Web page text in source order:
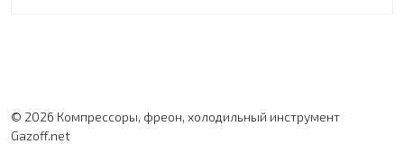
© 2026 Компрессоры, фреон, холодильный инструмент
Gazoff.net